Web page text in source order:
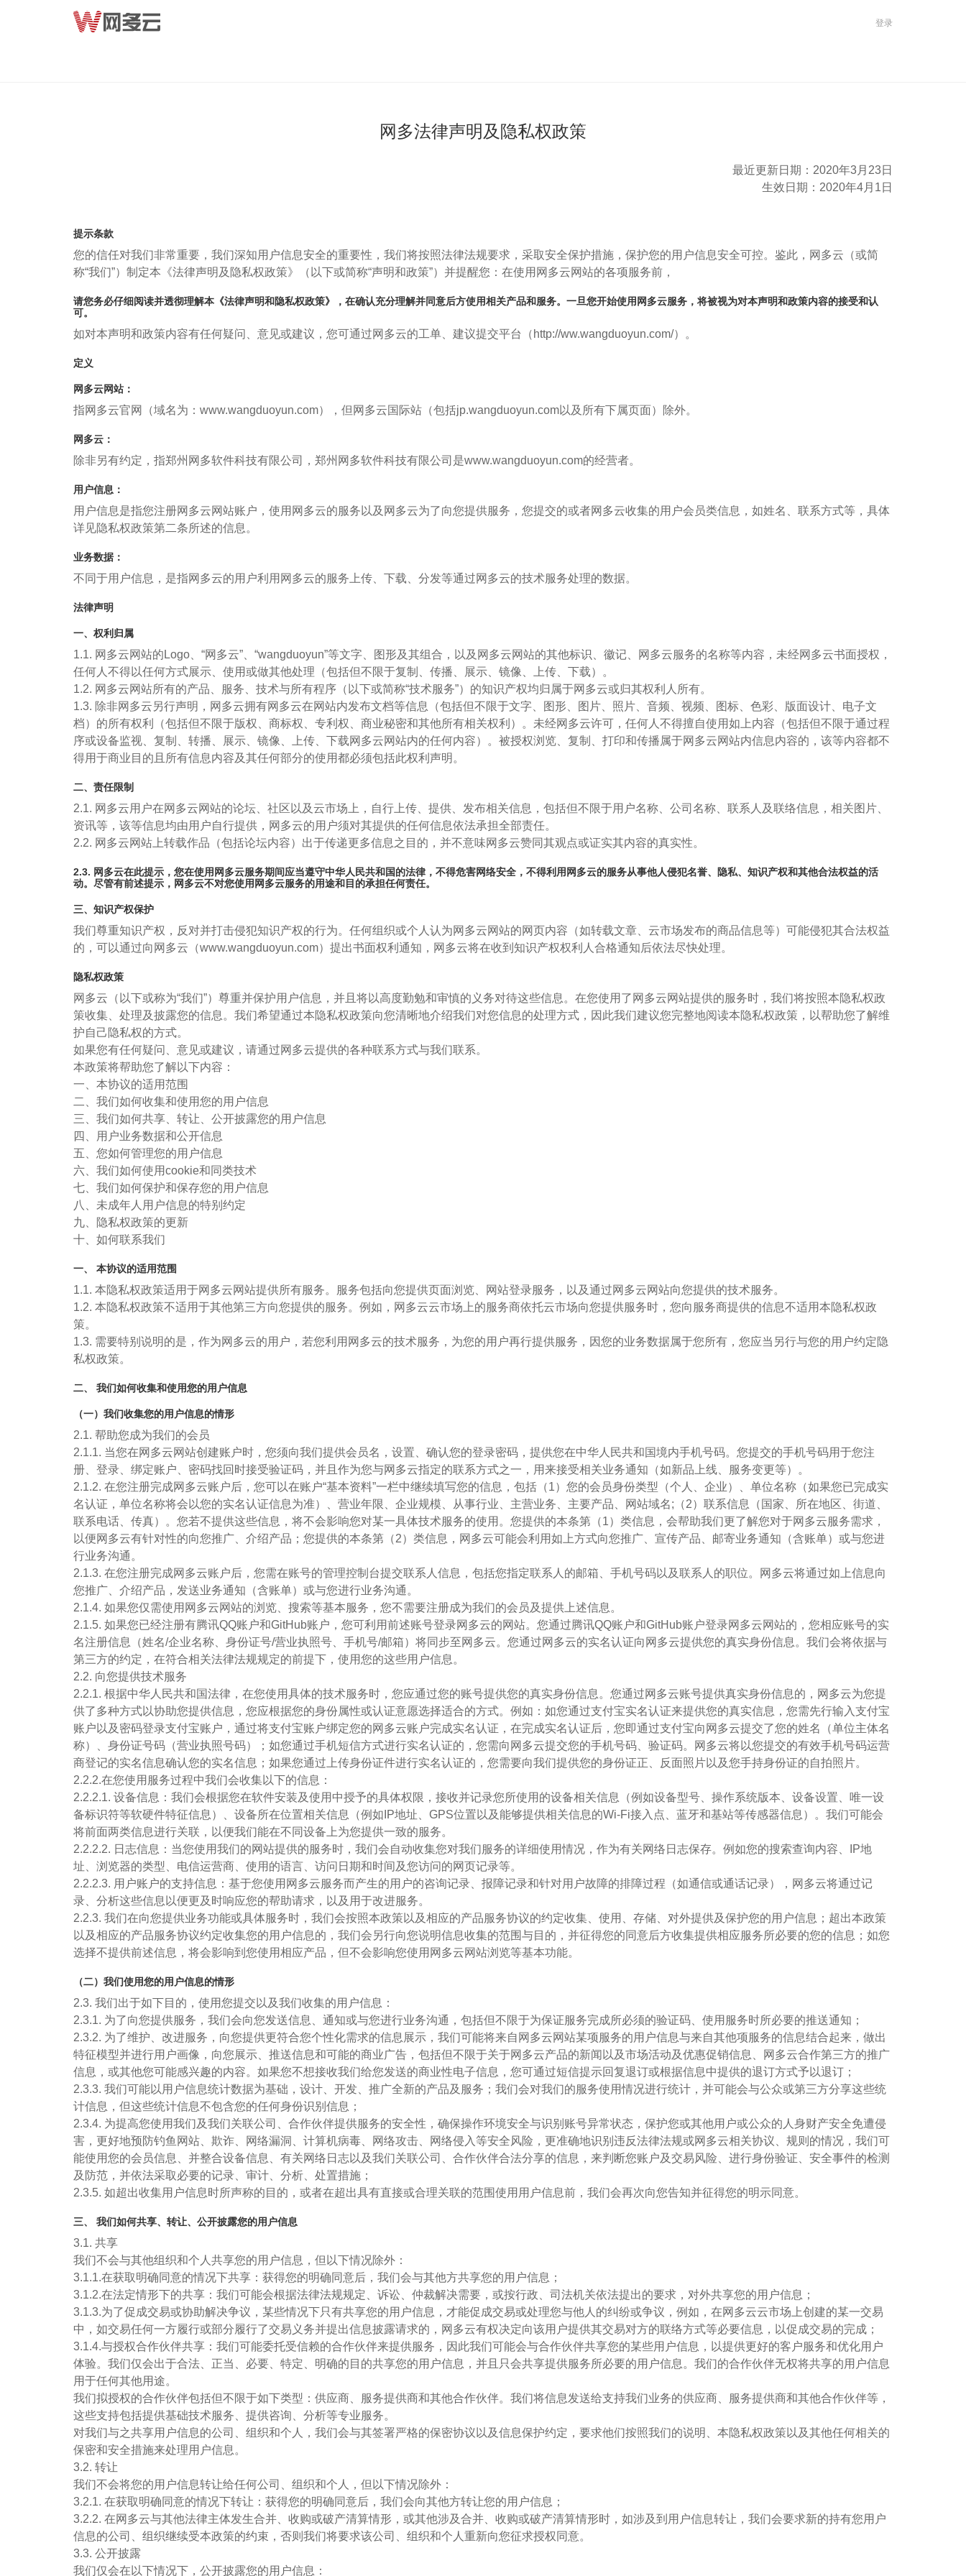
登录
网多法律声明及隐私权政策
最近更新日期：2020年3月23日
生效日期：2020年4月1日
提示条款
您的信任对我们非常重要，我们深知用户信息安全的重要性，我们将按照法律法规要求，采取安全保护措施，保护您的用户信息安全可控。鉴此，网多云（或简
称“我们”）制定本《法律声明及隐私权政策》（以下或简称“声明和政策”）并提醒您：在使用网多云网站的各项服务前，
请您务必仔细阅读并透彻理解本《法律声明和隐私权政策》，在确认充分理解并同意后方使用相关产品和服务。一旦您开始使用网多云服务，将被视为对本声明和政策内容的接受和认
可。
如对本声明和政策内容有任何疑问、意见或建议，您可通过网多云的工单、建议提交平台（http://ww.wangduoyun.com/）。
定义
网多云网站：
指网多云官网（域名为：www.wangduoyun.com），但网多云国际站（包括jp.wangduoyun.com以及所有下属页面）除外。
网多云：
除非另有约定，指郑州网多软件科技有限公司，郑州网多软件科技有限公司是www.wangduoyun.com的经营者。
用户信息：
用户信息是指您注册网多云网站账户，使用网多云的服务以及网多云为了向您提供服务，您提交的或者网多云收集的用户会员类信息，如姓名、联系方式等，具体
详见隐私权政策第二条所述的信息。
业务数据：
不同于用户信息，是指网多云的用户利用网多云的服务上传、下载、分发等通过网多云的技术服务处理的数据。
法律声明
一、权利归属
1.1. 网多云网站的Logo、“网多云”、“wangduoyun”等文字、图形及其组合，以及网多云网站的其他标识、徽记、网多云服务的名称等内容，未经网多云书面授权，
任何人不得以任何方式展示、使用或做其他处理（包括但不限于复制、传播、展示、镜像、上传、下载）。
1.2. 网多云网站所有的产品、服务、技术与所有程序（以下或简称“技术服务”）的知识产权均归属于网多云或归其权利人所有。
1.3. 除非网多云另行声明，网多云拥有网多云在网站内发布文档等信息（包括但不限于文字、图形、图片、照片、音频、视频、图标、色彩、版面设计、电子文
档）的所有权利（包括但不限于版权、商标权、专利权、商业秘密和其他所有相关权利）。未经网多云许可，任何人不得擅自使用如上内容（包括但不限于通过程
序或设备监视、复制、转播、展示、镜像、上传、下载网多云网站内的任何内容）。被授权浏览、复制、打印和传播属于网多云网站内信息内容的，该等内容都不
得用于商业目的且所有信息内容及其任何部分的使用都必须包括此权利声明。
二、责任限制
2.1. 网多云用户在网多云网站的论坛、社区以及云市场上，自行上传、提供、发布相关信息，包括但不限于用户名称、公司名称、联系人及联络信息，相关图片、
资讯等，该等信息均由用户自行提供，网多云的用户须对其提供的任何信息依法承担全部责任。
2.2. 网多云网站上转载作品（包括论坛内容）出于传递更多信息之目的，并不意味网多云赞同其观点或证实其内容的真实性。
2.3. 网多云在此提示，您在使用网多云服务期间应当遵守中华人民共和国的法律，不得危害网络安全，不得利用网多云的服务从事他人侵犯名誉、隐私、知识产权和其他合法权益的活
动。尽管有前述提示，网多云不对您使用网多云服务的用途和目的承担任何责任。
三、知识产权保护
我们尊重知识产权，反对并打击侵犯知识产权的行为。任何组织或个人认为网多云网站的网页内容（如转载文章、云市场发布的商品信息等）可能侵犯其合法权益
的，可以通过向网多云（www.wangduoyun.com）提出书面权利通知，网多云将在收到知识产权权利人合格通知后依法尽快处理。
隐私权政策
网多云（以下或称为“我们”）尊重并保护用户信息，并且将以高度勤勉和审慎的义务对待这些信息。在您使用了网多云网站提供的服务时，我们将按照本隐私权政
策收集、处理及披露您的信息。我们希望通过本隐私权政策向您清晰地介绍我们对您信息的处理方式，因此我们建议您完整地阅读本隐私权政策，以帮助您了解维
护自己隐私权的方式。
如果您有任何疑问、意见或建议，请通过网多云提供的各种联系方式与我们联系。
本政策将帮助您了解以下内容：
一、本协议的适用范围
二、我们如何收集和使用您的用户信息
三、我们如何共享、转让、公开披露您的用户信息
四、用户业务数据和公开信息
五、您如何管理您的用户信息
六、我们如何使用cookie和同类技术
七、我们如何保护和保存您的用户信息
八、未成年人用户信息的特别约定
九、隐私权政策的更新
十、如何联系我们
一、 本协议的适用范围
1.1. 本隐私权政策适用于网多云网站提供所有服务。服务包括向您提供页面浏览、网站登录服务，以及通过网多云网站向您提供的技术服务。
1.2. 本隐私权政策不适用于其他第三方向您提供的服务。例如，网多云云市场上的服务商依托云市场向您提供服务时，您向服务商提供的信息不适用本隐私权政
策。
1.3. 需要特别说明的是，作为网多云的用户，若您利用网多云的技术服务，为您的用户再行提供服务，因您的业务数据属于您所有，您应当另行与您的用户约定隐
私权政策。
二、 我们如何收集和使用您的用户信息
（一）我们收集您的用户信息的情形
2.1. 帮助您成为我们的会员
2.1.1. 当您在网多云网站创建账户时，您须向我们提供会员名，设置、确认您的登录密码，提供您在中华人民共和国境内手机号码。您提交的手机号码用于您注
册、登录、绑定账户、密码找回时接受验证码，并且作为您与网多云指定的联系方式之一，用来接受相关业务通知（如新品上线、服务变更等）。
2.1.2. 在您注册完成网多云账户后，您可以在账户“基本资料”一栏中继续填写您的信息，包括（1）您的会员身份类型（个人、企业）、单位名称（如果您已完成实
名认证，单位名称将会以您的实名认证信息为准）、营业年限、企业规模、从事行业、主营业务、主要产品、网站域名;（2）联系信息（国家、所在地区、街道、
联系电话、传真）。您若不提供这些信息，将不会影响您对某一具体技术服务的使用。您提供的本条第（1）类信息，会帮助我们更了解您对于网多云服务需求，
以便网多云有针对性的向您推广、介绍产品；您提供的本条第（2）类信息，网多云可能会利用如上方式向您推广、宣传产品、邮寄业务通知（含账单）或与您进
行业务沟通。
2.1.3. 在您注册完成网多云账户后，您需在账号的管理控制台提交联系人信息，包括您指定联系人的邮箱、手机号码以及联系人的职位。网多云将通过如上信息向
您推广、介绍产品，发送业务通知（含账单）或与您进行业务沟通。
2.1.4. 如果您仅需使用网多云网站的浏览、搜索等基本服务，您不需要注册成为我们的会员及提供上述信息。
2.1.5. 如果您已经注册有腾讯QQ账户和GitHub账户，您可利用前述账号登录网多云的网站。您通过腾讯QQ账户和GitHub账户登录网多云网站的，您相应账号的实
名注册信息（姓名/企业名称、身份证号/营业执照号、手机号/邮箱）将同步至网多云。您通过网多云的实名认证向网多云提供您的真实身份信息。我们会将依据与
第三方的约定，在符合相关法律法规规定的前提下，使用您的这些用户信息。
2.2. 向您提供技术服务
2.2.1. 根据中华人民共和国法律，在您使用具体的技术服务时，您应通过您的账号提供您的真实身份信息。您通过网多云账号提供真实身份信息的，网多云为您提
供了多种方式以协助您提供信息，您应根据您的身份属性或认证意愿选择适合的方式。例如：如您通过支付宝实名认证来提供您的真实信息，您需先行输入支付宝
账户以及密码登录支付宝账户，通过将支付宝账户绑定您的网多云账户完成实名认证，在完成实名认证后，您即通过支付宝向网多云提交了您的姓名（单位主体名
称）、身份证号码（营业执照号码）；如您通过手机短信方式进行实名认证的，您需向网多云提交您的手机号码、验证码。网多云将以您提交的有效手机号码运营
商登记的实名信息确认您的实名信息；如果您通过上传身份证件进行实名认证的，您需要向我们提供您的身份证正、反面照片以及您手持身份证的自拍照片。
2.2.2.在您使用服务过程中我们会收集以下的信息：
2.2.2.1. 设备信息：我们会根据您在软件安装及使用中授予的具体权限，接收并记录您所使用的设备相关信息（例如设备型号、操作系统版本、设备设置、唯一设
备标识符等软硬件特征信息）、设备所在位置相关信息（例如IP地址、GPS位置以及能够提供相关信息的Wi-Fi接入点、蓝牙和基站等传感器信息）。我们可能会
将前面两类信息进行关联，以便我们能在不同设备上为您提供一致的服务。
2.2.2.2. 日志信息：当您使用我们的网站提供的服务时，我们会自动收集您对我们服务的详细使用情况，作为有关网络日志保存。例如您的搜索查询内容、IP地
址、浏览器的类型、电信运营商、使用的语言、访问日期和时间及您访问的网页记录等。
2.2.2.3. 用户账户的支持信息：基于您使用网多云服务而产生的用户的咨询记录、报障记录和针对用户故障的排障过程（如通信或通话记录），网多云将通过记
录、分析这些信息以便更及时响应您的帮助请求，以及用于改进服务。
2.2.3. 我们在向您提供业务功能或具体服务时，我们会按照本政策以及相应的产品服务协议的约定收集、使用、存储、对外提供及保护您的用户信息；超出本政策
以及相应的产品服务协议约定收集您的用户信息的，我们会另行向您说明信息收集的范围与目的，并征得您的同意后方收集提供相应服务所必要的您的信息；如您
选择不提供前述信息，将会影响到您使用相应产品，但不会影响您使用网多云网站浏览等基本功能。
（二）我们使用您的用户信息的情形
2.3. 我们出于如下目的，使用您提交以及我们收集的用户信息：
2.3.1. 为了向您提供服务，我们会向您发送信息、通知或与您进行业务沟通，包括但不限于为保证服务完成所必须的验证码、使用服务时所必要的推送通知；
2.3.2. 为了维护、改进服务，向您提供更符合您个性化需求的信息展示，我们可能将来自网多云网站某项服务的用户信息与来自其他项服务的信息结合起来，做出
特征模型并进行用户画像，向您展示、推送信息和可能的商业广告，包括但不限于关于网多云产品的新闻以及市场活动及优惠促销信息、网多云合作第三方的推广
信息，或其他您可能感兴趣的内容。如果您不想接收我们给您发送的商业性电子信息，您可通过短信提示回复退订或根据信息中提供的退订方式予以退订；
2.3.3. 我们可能以用户信息统计数据为基础，设计、开发、推广全新的产品及服务；我们会对我们的服务使用情况进行统计，并可能会与公众或第三方分享这些统
计信息，但这些统计信息不包含您的任何身份识别信息；
2.3.4. 为提高您使用我们及我们关联公司、合作伙伴提供服务的安全性，确保操作环境安全与识别账号异常状态，保护您或其他用户或公众的人身财产安全免遭侵
害，更好地预防钓鱼网站、欺诈、网络漏洞、计算机病毒、网络攻击、网络侵入等安全风险，更准确地识别违反法律法规或网多云相关协议、规则的情况，我们可
能使用您的会员信息、并整合设备信息、有关网络日志以及我们关联公司、合作伙伴合法分享的信息，来判断您账户及交易风险、进行身份验证、安全事件的检测
及防范，并依法采取必要的记录、审计、分析、处置措施；
2.3.5. 如超出收集用户信息时所声称的目的，或者在超出具有直接或合理关联的范围使用用户信息前，我们会再次向您告知并征得您的明示同意。
三、 我们如何共享、转让、公开披露您的用户信息
3.1. 共享
我们不会与其他组织和个人共享您的用户信息，但以下情况除外：
3.1.1.在获取明确同意的情况下共享：获得您的明确同意后，我们会与其他方共享您的用户信息；
3.1.2.在法定情形下的共享：我们可能会根据法律法规规定、诉讼、仲裁解决需要，或按行政、司法机关依法提出的要求，对外共享您的用户信息；
3.1.3.为了促成交易或协助解决争议，某些情况下只有共享您的用户信息，才能促成交易或处理您与他人的纠纷或争议，例如，在网多云云市场上创建的某一交易
中，如交易任何一方履行或部分履行了交易义务并提出信息披露请求的，网多云有权决定向该用户提供其交易对方的联络方式等必要信息，以促成交易的完成；
3.1.4.与授权合作伙伴共享：我们可能委托受信赖的合作伙伴来提供服务，因此我们可能会与合作伙伴共享您的某些用户信息，以提供更好的客户服务和优化用户
体验。我们仅会出于合法、正当、必要、特定、明确的目的共享您的用户信息，并且只会共享提供服务所必要的用户信息。我们的合作伙伴无权将共享的用户信息
用于任何其他用途。
我们拟授权的合作伙伴包括但不限于如下类型：供应商、服务提供商和其他合作伙伴。我们将信息发送给支持我们业务的供应商、服务提供商和其他合作伙伴等，
这些支持包括提供基础技术服务、提供咨询、分析等专业服务。
对我们与之共享用户信息的公司、组织和个人，我们会与其签署严格的保密协议以及信息保护约定，要求他们按照我们的说明、本隐私权政策以及其他任何相关的
保密和安全措施来处理用户信息。
3.2. 转让
我们不会将您的用户信息转让给任何公司、组织和个人，但以下情况除外：
3.2.1. 在获取明确同意的情况下转让：获得您的明确同意后，我们会向其他方转让您的用户信息；
3.2.2. 在网多云与其他法律主体发生合并、收购或破产清算情形，或其他涉及合并、收购或破产清算情形时，如涉及到用户信息转让，我们会要求新的持有您用户
信息的公司、组织继续受本政策的约束，否则我们将要求该公司、组织和个人重新向您征求授权同意。
3.3. 公开披露
我们仅会在以下情况下，公开披露您的用户信息：